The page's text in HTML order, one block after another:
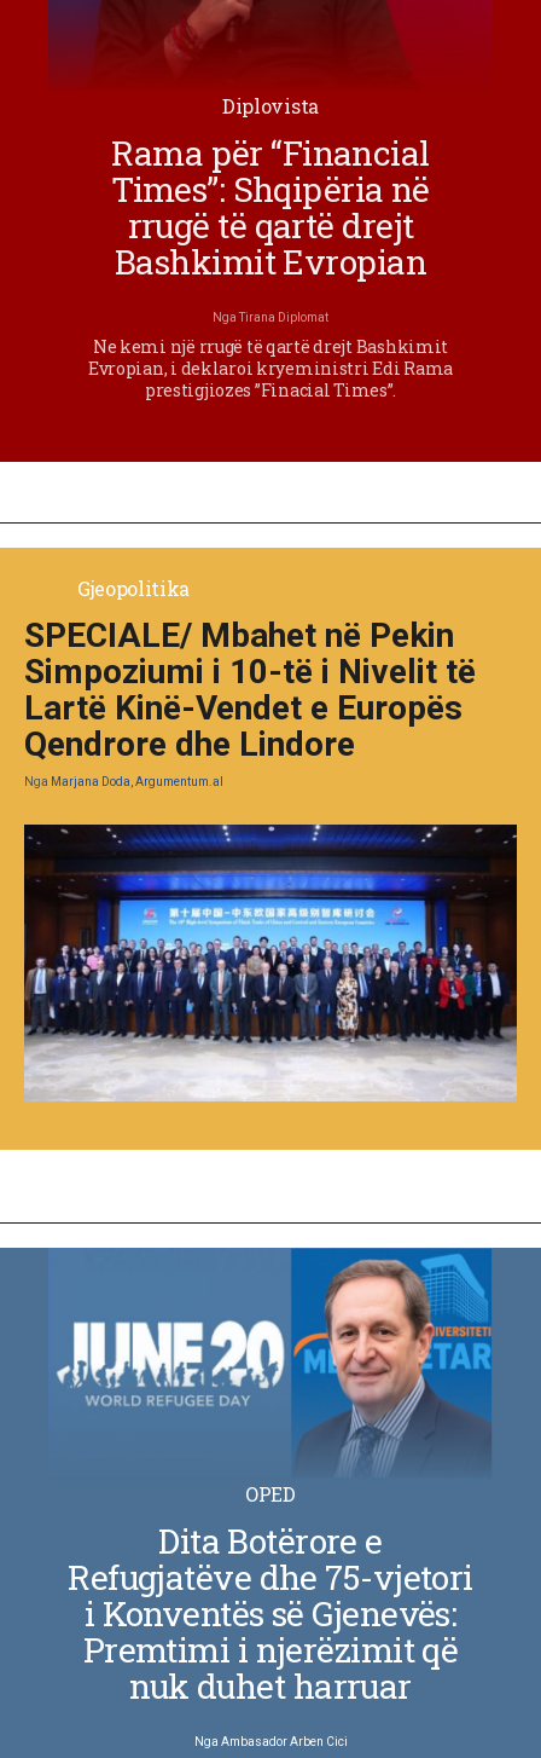
Diplovista
Rama për “Financial
Times”: Shqipëria në
rrugë të qartë drejt
Bashkimit Evropian
Nga Tirana Diplomat
Ne kemi një rrugë të qartë drejt Bashkimit
Evropian, i deklaroi kryeministri Edi Rama
prestigjiozes ”Finacial Times”.
Gjeopolitika
SPECIALE/ Mbahet në Pekin
Simpoziumi i 10-të i Nivelit të
Lartë Kinë-Vendet e Europës
Qendrore dhe Lindore
Nga Marjana Doda, Argumentum.al
OPED
Dita Botërore e
Refugjatëve dhe 75-vjetori
i Konventës së Gjenevës:
Premtimi i njerëzimit që
nuk duhet harruar
Nga Ambasador Arben Cici